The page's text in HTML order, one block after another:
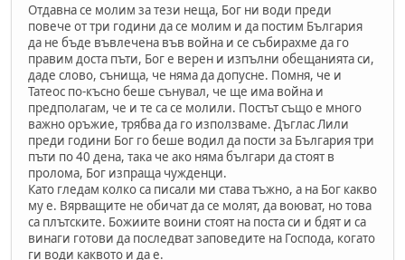
Отдавна се молим за тези неща, Бог ни води преди
повече от три години да се молим и да постим България
да не бъде въвлечена във война и се събирахме да го
правим доста пъти, Бог е верен и изпълни обещанията си,
даде слово, сънища, че няма да допусне. Помня, че и
Татеос по-късно беше сънувал, че ще има война и
предполагам, че и те са се молили. Постът също е много
важно оръжие, трябва да го използваме. Дъглас Лили
преди години Бог го беше водил да пости за България три
пъти по 40 дена, така че ако няма българи да стоят в
пролома, Бог изпраща чужденци.
Като гледам колко са писали ми става тъжно, а на Бог какво
му е. Вярващите не обичат да се молят, да воюват, но това
са плътските. Божиите воини стоят на поста си и бдят и са
винаги готови да последват заповедите на Господа, когато
ги води каквото и да е.